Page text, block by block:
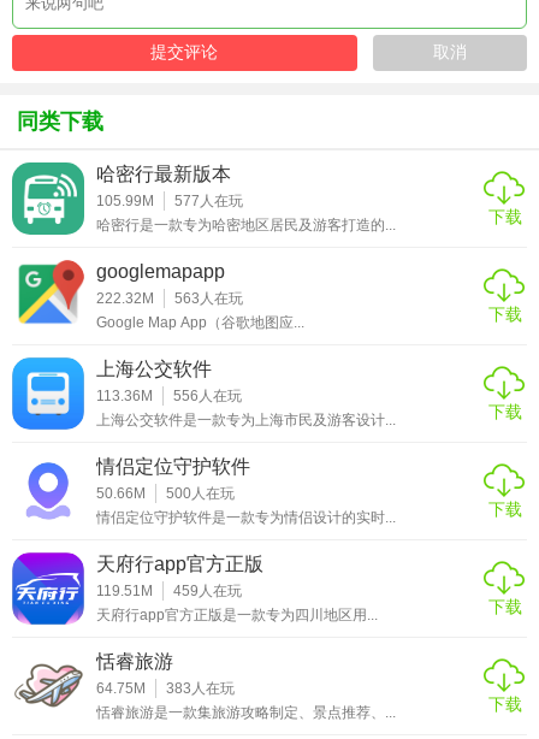
5. 社区互动：注册账号后，可发布观测日志和照片至社区，
好者的得力助手。无论是想要了解基础天文知识，还是进行
专业的星空观测，这款应用都能满足需求。其社区互动功能
趣和充实。
同类下载
哈密行最新版本
105.99M 577 人在玩
哈密行是一款专为哈密地区居民及游客打造的...
下载
googlemapapp
222.32M 563 人在玩
Google Map App（谷歌地图应...
下载
上海公交软件
113.36M 556 人在玩
上海公交软件是一款专为上海市民及游客设计...
下载
情侣定位守护软件
50.66M 500人在玩
情侣定位守护软件是一款专为情侣设计的实时...
下载
天府行app官方正版
119.51M 459 人在玩
天府行app官方正版是一款专为四川地区用...
下载
恬睿旅游
64.75M 383 人在玩
恬睿旅游是一款集旅游攻略制定、景点推荐、...
下载